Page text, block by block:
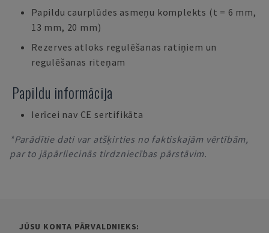
Papildu caurplūdes asmeņu komplekts (t = 6 mm,
13 mm, 20 mm)
Rezerves atloks regulēšanas ratiņiem un
regulēšanas riteņam
Papildu informācija
Ierīcei nav CE sertifikāta
*Parādītie dati var atšķirties no faktiskajām vērtībām,
par to jāpārliecinās tirdzniecības pārstāvim.
JŪSU KONTA PĀRVALDNIEKS: